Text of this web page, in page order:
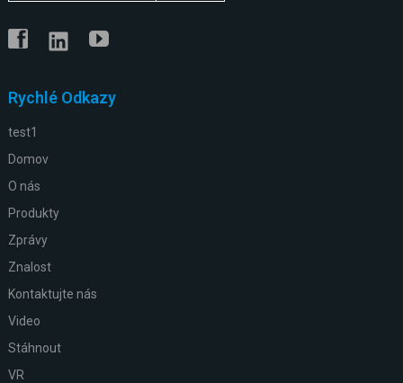
Rychlé Odkazy
test1
Domov
O nás
Produkty
Zprávy
Znalost
Kontaktujte nás
Video
Stáhnout
VR